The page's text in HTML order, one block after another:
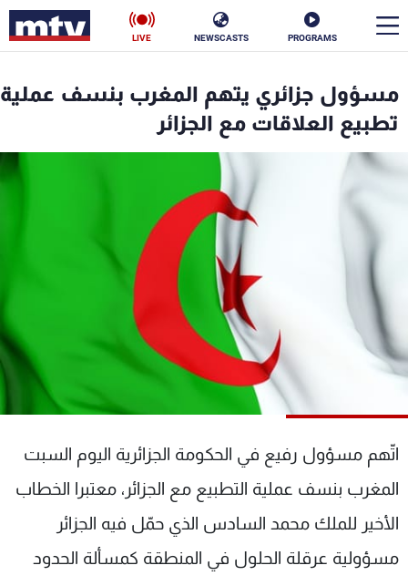
PROGRAMS
NEWSCASTS
LIVE
مسؤول جزائري يتهم المغرب بنسف عملية
تطبيع العلاقات مع الجزائر
اتّهم مسؤول رفيع في الحكومة الجزائرية اليوم السبت
المغرب بنسف عملية التطبيع مع الجزائر، معتبرا الخطاب
الأخير للملك محمد السادس الذي حمّل فيه الجزائر
مسؤولية عرقلة الحلول في المنطقة كمسألة الحدود
الأخبار
سياسة
إقتصاد فن
منوعات رياضة
كأس العالم
البرامج
الترددات
عن MTV
الإنـتـاج
لاعلاناتكم
تواصل معنا
شروط الإسـتخدام
سياسة الخصوصية